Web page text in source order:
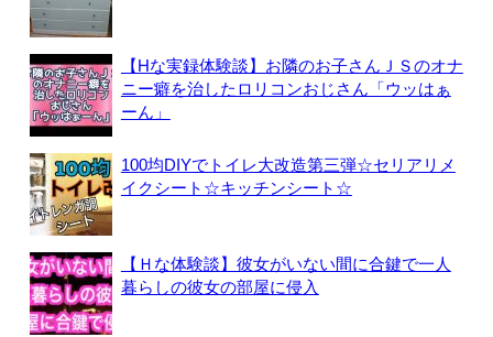
【Hな実録体験談】お隣のお子さんＪＳのオナ
ニー癖を治したロリコンおじさん「ウッはぁ
ーん」
100均DIYでトイレ大改造第三弾☆セリアリメ
イクシート☆キッチンシート☆
【Ｈな体験談】彼女がいない間に合鍵で一人
暮らしの彼女の部屋に侵入